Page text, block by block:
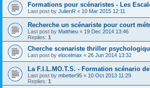
Formations pour scénaristes - Les
Last post by JulienR « 10 Mar 2015 12:11
Recherche un scénariste pour court
Last post by Matthieu « 19 Dec 2014 13:46
Replies: 1
Cherche scenariste thriller
Last post by elocelmax « 26 Jun 2014 13:32
La F.I.L.MO.T.S. - Formation scénario
Last post by mbetter95 « 10 Oct 2013 11:29
Replies: 1